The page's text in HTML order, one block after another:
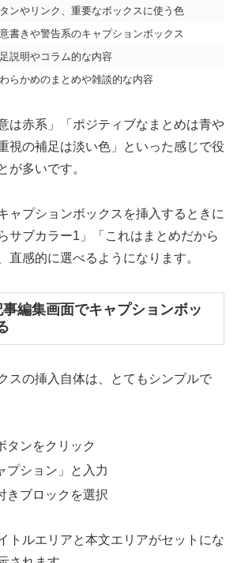
ンやリンク、重要なボックスに使う色
書きや警告系のキャプションボックス
説明やコラム的な内容
らかめのまとめや雑談的な内容
は赤系」「ポジティブなまとめは青や
視の補足は淡い色」といった感じで役
が多いです。
ャプションボックスを挿入するときに
サブカラー1」「これはまとめだから
直感的に選べるようになります。
編集画面でキャプションボッ
スの挿入自体は、とてもシンプルで
タンをクリック
プション」と入力
きブロックを選択
トルエリアと本文エリアがセットにな